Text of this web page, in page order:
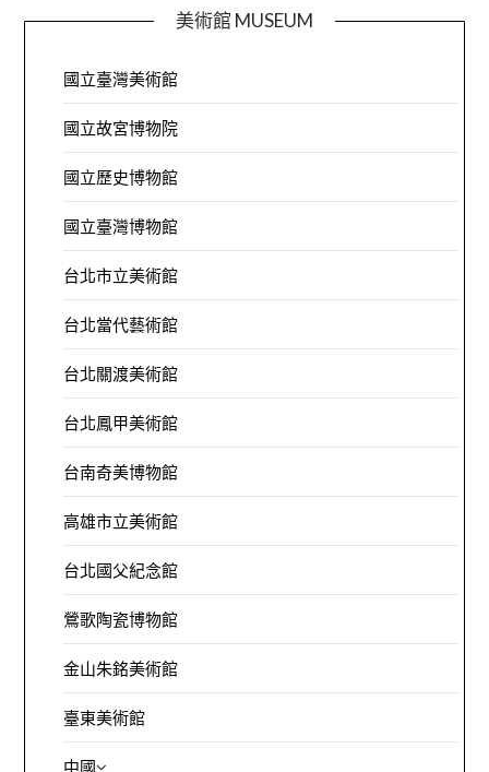
美術館 MUSEUM
國立臺灣美術館
國立故宮博物院
國立歷史博物館
國立臺灣博物館
台北市立美術館
台北當代藝術館
台北關渡美術館
台北鳳甲美術館
台南奇美博物館
高雄市立美術館
台北國父紀念館
鶯歌陶瓷博物館
金山朱銘美術館
臺東美術館
中國